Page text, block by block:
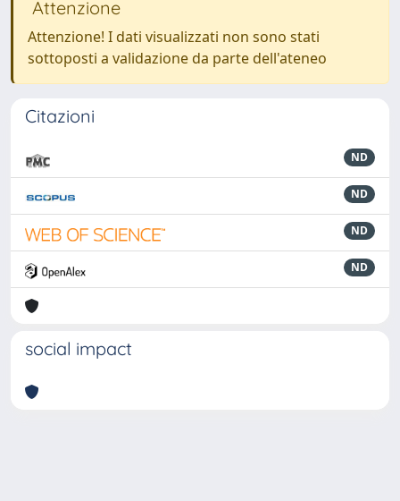
Attenzione
Attenzione! I dati visualizzati non sono stati
sottoposti a validazione da parte dell'ateneo
Citazioni
ND
ND
ND
ND
social impact